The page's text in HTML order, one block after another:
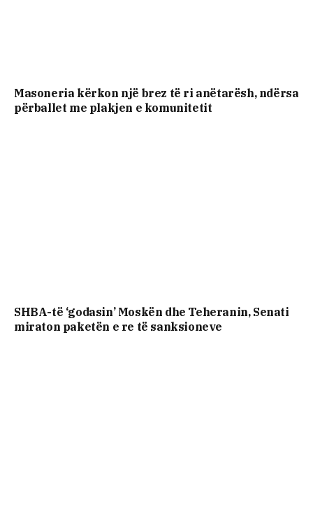
Masoneria kërkon një brez të ri anëtarësh, ndërsa
përballet me plakjen e komunitetit
SHBA-të ‘godasin’ Moskën dhe Teheranin, Senati
miraton paketën e re të sanksioneve